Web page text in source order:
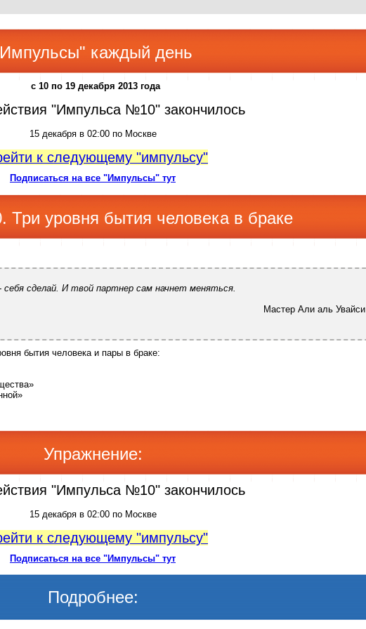
каждый день
с 10 по 19 декабря 2013 года
"Импульса №10" закончилось
15 декабря в 02:00 по Москве
к следующему "импульсу"
Подписаться на все "Импульсы" тут
уровня бытия человека в браке
сделай. И твой партнер сам начнет меняться.
Мастер Али аль Увайси
бытия человека и пары в браке:
Упражнение:
"Импульса №10" закончилось
15 декабря в 02:00 по Москве
к следующему "импульсу"
Подписаться на все "Импульсы" тут
Подробнее: